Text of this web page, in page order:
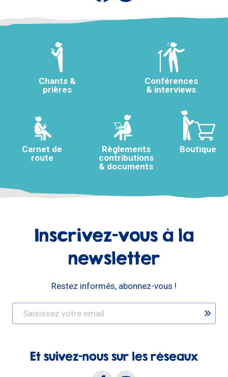
Chants &
prières
Conférences
& interviews
Carnet de
route
Règlements
contributions
& documents
Boutique
Inscrivez-vous à la
newsletter
Restez informés, abonnez-vous !
Et suivez-nous sur les réseaux